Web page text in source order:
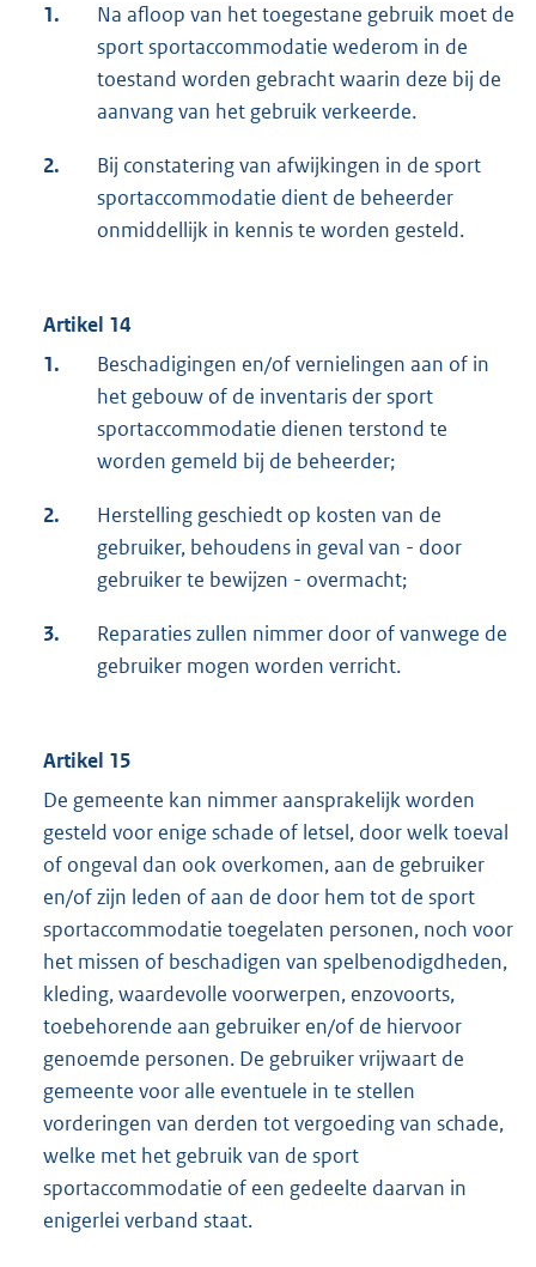
1.
Na afloop van het toegestane gebruik moet de
sport sportaccommodatie wederom in de
toestand worden gebracht waarin deze bij de
aanvang van het gebruik verkeerde.
2.
Bij constatering van afwijkingen in de sport
sportaccommodatie dient de beheerder
onmiddellijk in kennis te worden gesteld.
Artikel 14
1.
Beschadigingen en/of vernielingen aan of in
het gebouw of de inventaris der sport
sportaccommodatie dienen terstond te
worden gemeld bij de beheerder;
2.
Herstelling geschiedt op kosten van de
gebruiker, behoudens in geval van - door
gebruiker te bewijzen - overmacht;
3.
Reparaties zullen nimmer door of vanwege de
gebruiker mogen worden verricht.
Artikel 15
De gemeente kan nimmer aansprakelijk worden
gesteld voor enige schade of letsel, door welk toeval
of ongeval dan ook overkomen, aan de gebruiker
en/of zijn leden of aan de door hem tot de sport
sportaccommodatie toegelaten personen, noch voor
het missen of beschadigen van spelbenodigdheden,
kleding, waardevolle voorwerpen, enzovoorts,
toebehorende aan gebruiker en/of de hiervoor
genoemde personen. De gebruiker vrijwaart de
gemeente voor alle eventuele in te stellen
vorderingen van derden tot vergoeding van schade,
welke met het gebruik van de sport
sportaccommodatie of een gedeelte daarvan in
enigerlei verband staat.